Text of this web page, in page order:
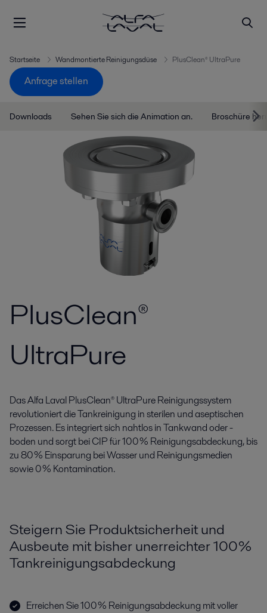
Startseite Wandmontierte Reinigungsdüse PlusClean® UltraPure
Anfrage stellen
Downloads Sehen Sie sich die Animation an. Broschüre
PlusClean®
UltraPure
Das Alfa Laval PlusClean® UltraPure Reinigungssystem
revolutioniert die Tankreinigung in sterilen und aseptischen
Prozessen. Es integriert sich nahtlos in Tankwand oder -
boden und sorgt bei CIP für 100 % Reinigungsabdeckung, bis
zu 80 % Einsparung bei Wasser und Reinigungsmedien
sowie 0 % Kontamination.
Steigern Sie Produktsicherheit und
Ausbeute mit bisher unerreichter 100 %
Tankreinigungsabdeckung
Erreichen Sie 100 % Reinigungsabdeckung mit voller